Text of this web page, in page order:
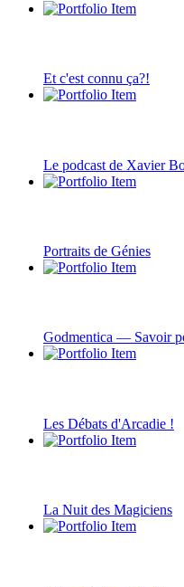
Et c'est connu ça?!
Le podcast de Xavier
Portraits de Génies
Godmentica — Savoir
Les Débats d'Arcadie !
La Nuit des Magiciens